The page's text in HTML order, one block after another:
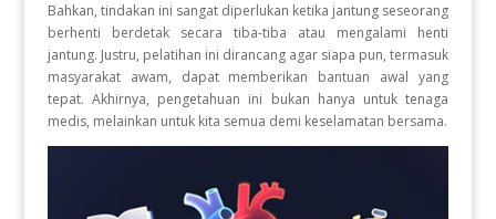
Bahkan, tindakan ini sangat diperlukan ketika jantung seseorang
berhenti berdetak secara tiba-tiba atau mengalami henti
jantung. Justru, pelatihan ini dirancang agar siapa pun, termasuk
masyarakat awam, dapat memberikan bantuan awal yang
tepat. Akhirnya, pengetahuan ini bukan hanya untuk tenaga
medis, melainkan untuk kita semua demi keselamatan bersama.